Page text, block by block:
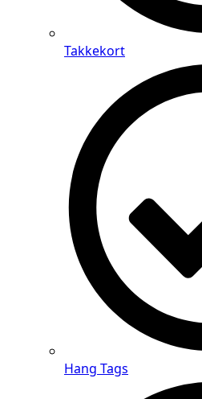
Takkekort
Hang Tags